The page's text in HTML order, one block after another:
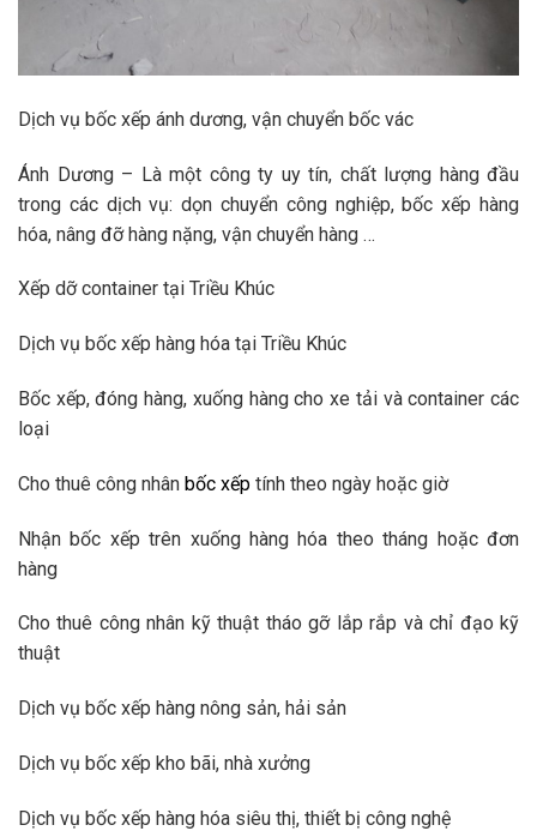
Dịch vụ bốc xếp ánh dương, vận chuyển bốc vác
Ánh Dương – Là một công ty uy tín, chất lượng hàng đầu
trong các dịch vụ: dọn chuyển công nghiệp, bốc xếp hàng
hóa, nâng đỡ hàng nặng, vận chuyển hàng …
Xếp dỡ container tại Triều Khúc
Dịch vụ bốc xếp hàng hóa tại Triều Khúc
Bốc xếp, đóng hàng, xuống hàng cho xe tải và container các
loại
Cho thuê công nhân bốc xếp tính theo ngày hoặc giờ
Nhận bốc xếp trên xuống hàng hóa theo tháng hoặc đơn
hàng
Cho thuê công nhân kỹ thuật tháo gỡ lắp rắp và chỉ đạo kỹ
thuật
Dịch vụ bốc xếp hàng nông sản, hải sản
Dịch vụ bốc xếp kho bãi, nhà xưởng
Dịch vụ bốc xếp hàng hóa siêu thị, thiết bị công nghệ